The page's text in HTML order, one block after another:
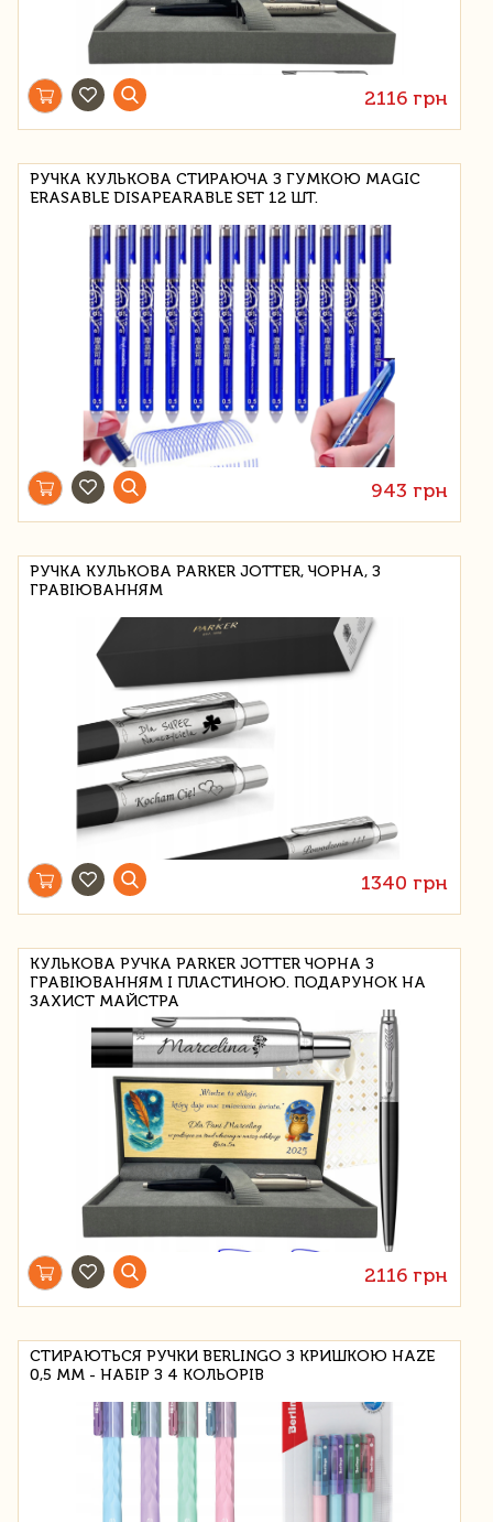
2116 грн
РУЧКА КУЛЬКОВА СТИРАЮЧА З ГУМКОЮ MAGIC
ERASABLE DISAPEARABLE SET 12 ШТ.
943 грн
РУЧКА КУЛЬКОВА PARKER JOTTER, ЧОРНА, З
ГРАВІЮВАННЯМ
1340 грн
КУЛЬКОВА РУЧКА PARKER JOTTER ЧОРНА З
ГРАВІЮВАННЯМ І ПЛАСТИНОЮ. ПОДАРУНОК НА
ЗАХИСТ МАЙСТРА
2116 грн
СТИРАЮТЬСЯ РУЧКИ BERLINGO З КРИШКОЮ HAZE
0,5 ММ - НАБІР З 4 КОЛЬОРІВ